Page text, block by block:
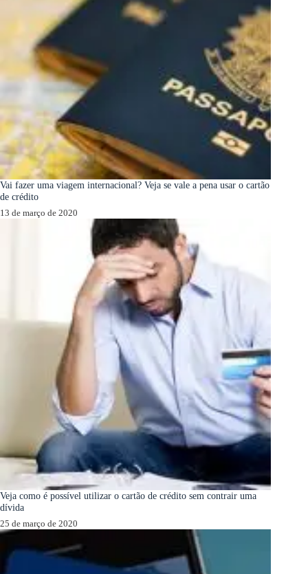
Vai fazer uma viagem internacional? Veja se vale a pena usar o cartão
de crédito
13 de março de 2020
Veja como é possível utilizar o cartão de crédito sem contrair uma
dívida
25 de março de 2020